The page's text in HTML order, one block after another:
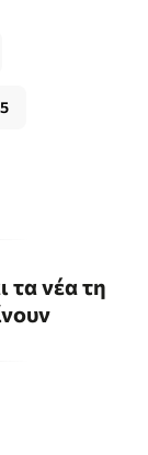
τα νέα τη